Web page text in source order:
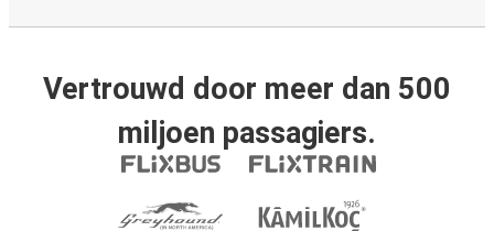
Vertrouwd door meer dan 500
miljoen passagiers.